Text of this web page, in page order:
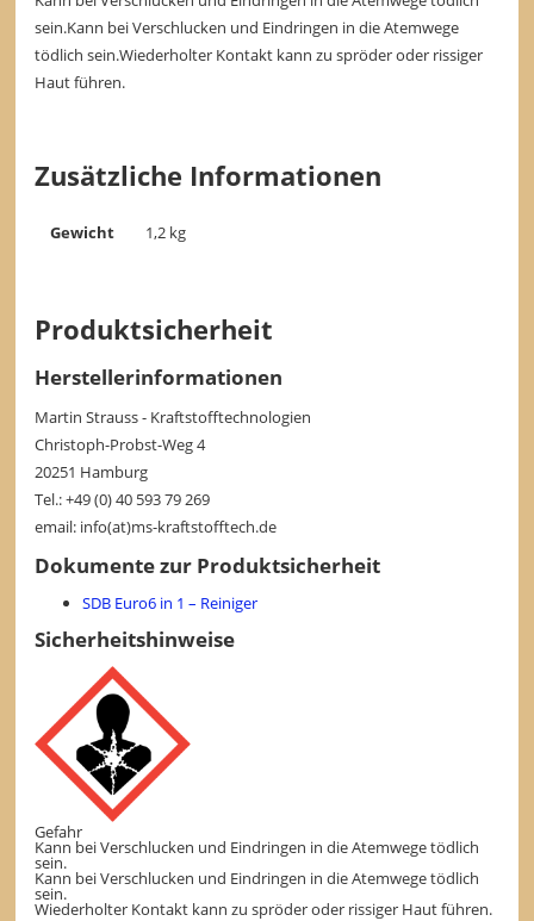
sein.Kann bei Verschlucken und Eindringen in die Atemwege
tödlich sein.Wiederholter Kontakt kann zu spröder oder rissiger
Haut führen.
Zusätzliche Informationen
Gewicht 1,2 kg
Produktsicherheit
Herstellerinformationen
Martin Strauss - Kraftstofftechnologien
Christoph-Probst-Weg 4
20251 Hamburg
Tel.: +49 (0) 40 593 79 269
email: info(at)ms-kraftstofftech.de
Dokumente zur Produktsicherheit
SDB Euro6 in 1 – Reiniger
Sicherheitshinweise
Gefahr
Kann bei Verschlucken und Eindringen in die Atemwege tödlich
sein.
Kann bei Verschlucken und Eindringen in die Atemwege tödlich
sein.
Wiederholter Kontakt kann zu spröder oder rissiger Haut führen.